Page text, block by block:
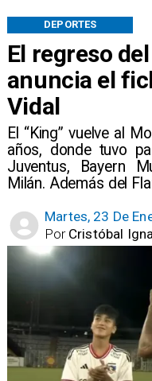
El regreso
anuncia el
Vidal
El “King” vuelve al
años, donde tuvo
Juventus, Bayern
Milán. Además del
DEPORTES
Martes, 23 De
Cristóbal
Por